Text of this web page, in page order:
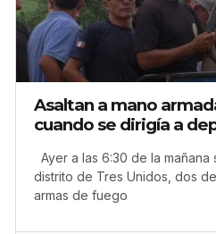
Asaltan a mano
cuando se dirigía a
Ayer a las 6:30 de la
distrito de Tres Unidos, dos
armas de fuego